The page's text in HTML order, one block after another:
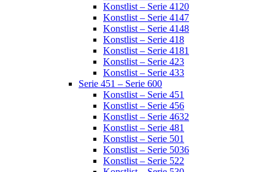
Konstlist – Serie 4120
Konstlist – Serie 4147
Konstlist – Serie 4148
Konstlist – Serie 418
Konstlist – Serie 4181
Konstlist – Serie 423
Konstlist – Serie 433
Serie 451 – Serie 600
Konstlist – Serie 451
Konstlist – Serie 456
Konstlist – Serie 4632
Konstlist – Serie 481
Konstlist – Serie 501
Konstlist – Serie 5036
Konstlist – Serie 522